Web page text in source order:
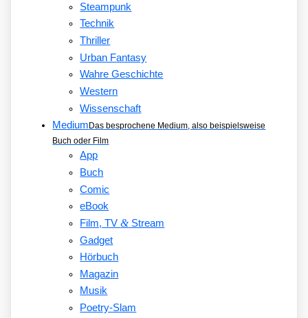
Steampunk
Technik
Thriller
Urban Fantasy
Wahre Geschichte
Western
Wissenschaft
Medium Das besprochene Medium, also beispielsweise
Buch oder Film
App
Buch
Comic
eBook
Film, TV&Stream
Gadget
Hörbuch
Magazin
Musik
Poetry-Slam